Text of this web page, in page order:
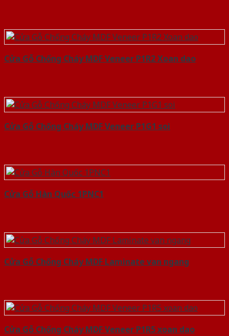
Cửa Gỗ Chống Cháy MDF Veneer P1R2 Xoan dao
Cửa Gỗ Chống Cháy MDF Veneer P1G1 soi
Cửa Gỗ Hàn Quốc 1PNC1
Cửa Gỗ Chống Cháy MDF Laminate van ngang
Cửa Gỗ Chống Cháy MDF Veneer P1R5 xoan dao